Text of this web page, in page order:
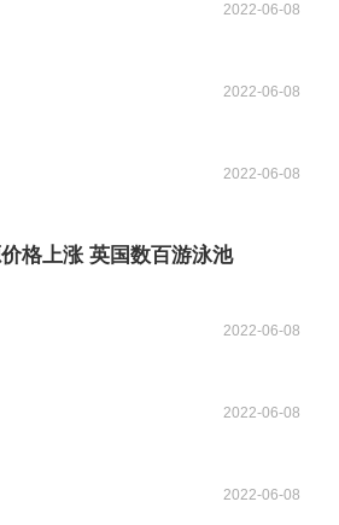
2022-06-08
2022-06-08
2022-06-08
格上涨 英国数百游泳池
2022-06-08
2022-06-08
2022-06-08